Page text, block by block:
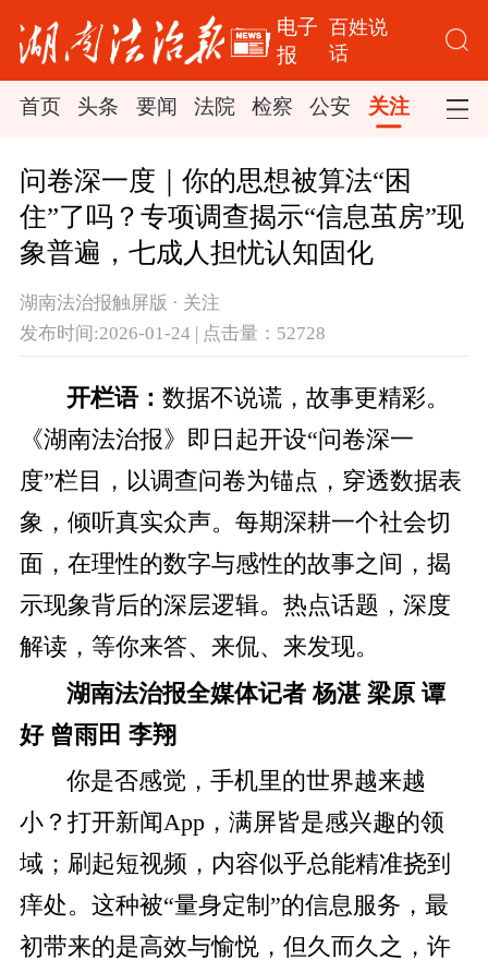
电子
报
百姓说
话
首页 头条 要闻 法院 检察 公安 关注 司法
问卷深一度｜你的思想被算法“困
住”了吗？专项调查揭示“信息茧房”现
象普遍，七成人担忧认知固化
湖南法治报触屏版 · 关注
发布时间:2026-01-24 | 点击量：52728
开栏语： 数据不说谎，故事更精彩。
《湖南法治报》即日起开设“问卷深一
度”栏目，以调查问卷为锚点，穿透数据表
象，倾听真实众声。每期深耕一个社会切
面，在理性的数字与感性的故事之间，揭
示现象背后的深层逻辑。热点话题，深度
解读，等你来答、来侃、来发现。
湖南法治报全媒体记者 杨湛 梁原 谭
好 曾雨田 李翔
你是否感觉，手机里的世界越来越
小？打开新闻App，满屏皆是感兴趣的领
域；刷起短视频，内容似乎总能精准挠到
痒处。这种被“量身定制”的信息服务，最
初带来的是高效与愉悦，但久而久之，许